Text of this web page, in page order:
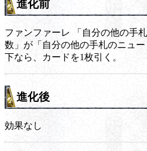
進化前
ファンファーレ
「自分の他の手
数」が「自分の他の手札のニュ
下なら、カードを1枚引く。
進化後
効果なし